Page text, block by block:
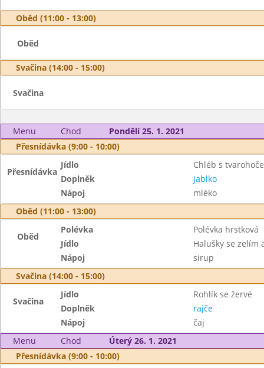
Oběd (11:00 - 13:00)
Oběd
Svačina (14:00 - 15:00)
Svačina
Menu Chod
Pondělí 25. 1. 2021
Přesnídávka (9:00 - 10:00)
Přesnídávka
Jídlo
Chléb s
Doplněk
jablko
Nápoj
mléko
Oběd (11:00 - 13:00)
Oběd
Polévka
Polévka hrstková
Jídlo
Halušky se zelím
Nápoj
sirup
Svačina (14:00 - 15:00)
Svačina
Jídlo
Rohlík se žervé
Doplněk
rajče
Nápoj
čaj
Menu
Chod
Úterý 26. 1. 2021
Přesnídávka (9:00 - 10:00)